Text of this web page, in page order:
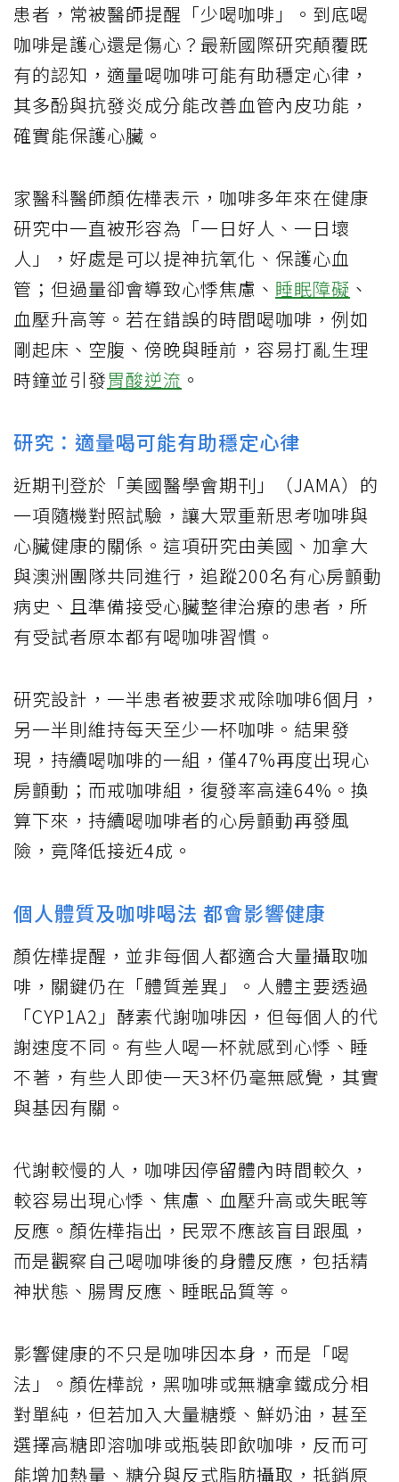
患者，常被醫師提醒「少喝咖啡」。到底喝
咖啡是護心還是傷心？最新國際研究顛覆既
有的認知，適量喝咖啡可能有助穩定心律，
其多酚與抗發炎成分能改善血管內皮功能，
確實能保護心臟。
家醫科醫師顏佐樺表示，咖啡多年來在健康
研究中一直被形容為「一日好人、一日壞
人」，好處是可以提神抗氧化、保護心血
管；但過量卻會導致心悸焦慮、 睡眠障礙 、
血壓升高等。若在錯誤的時間喝咖啡，例如
剛起床、空腹、傍晚與睡前，容易打亂生理
時鐘並引發胃酸逆流 。
研究：適量喝可能有助穩定心律
近期刊登於「美國醫學會期刊」（JAMA）的
一項隨機對照試驗，讓大眾重新思考咖啡與
心臟健康的關係。這項研究由美國、加拿大
與澳洲團隊共同進行，追蹤200名有心房顫動
病史、且準備接受心臟整律治療的患者，所
有受試者原本都有喝咖啡習慣。
研究設計，一半患者被要求戒除咖啡6個月，
另一半則維持每天至少一杯咖啡。結果發
現，持續喝咖啡的一組，僅47%再度出現心
房顫動；而戒咖啡組，復發率高達64%。換
算下來，持續喝咖啡者的心房顫動再發風
險，竟降低接近4成。
個人體質及咖啡喝法 都會影響健康
顏佐樺提醒，並非每個人都適合大量攝取咖
啡，關鍵仍在「體質差異」。人體主要透過
「CYP1A2」酵素代謝咖啡因，但每個人的代
謝速度不同。有些人喝一杯就感到心悸、睡
不著，有些人即使一天3杯仍毫無感覺，其實
與基因有關。
代謝較慢的人，咖啡因停留體內時間較久，
較容易出現心悸、焦慮、血壓升高或失眠等
反應。顏佐樺指出，民眾不應該盲目跟風，
而是觀察自己喝咖啡後的身體反應，包括精
神狀態、腸胃反應、睡眠品質等。
影響健康的不只是咖啡因本身，而是「喝
法」。顏佐樺說，黑咖啡或無糖拿鐵成分相
對單純，但若加入大量糖漿、鮮奶油，甚至
選擇高糖即溶咖啡或瓶裝即飲咖啡，反而可
能增加熱量、糖分與反式脂肪攝取，抵銷原